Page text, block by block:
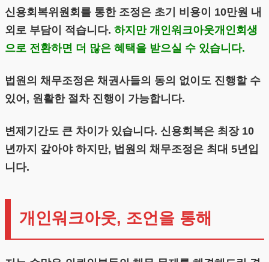
신용회복위원회를 통한 조정은 초기 비용이 10만원 내
외로 부담이 적습니다. 하지만 개인워크아웃개인회생
으로 전환하면 더 많은 혜택을 받으실 수 있습니다.
법원의 채무조정은 채권사들의 동의 없이도 진행할 수
있어, 원활한 절차 진행이 가능합니다.
변제기간도 큰 차이가 있습니다. 신용회복은 최장 10
년까지 갚아야 하지만, 법원의 채무조정은 최대 5년입
니다.
개인워크아웃, 조언을 통해